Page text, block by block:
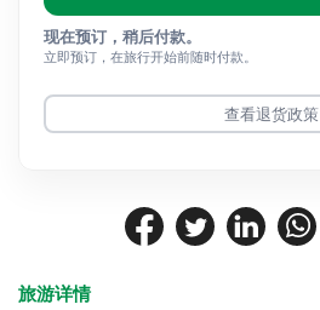
旅游详情
现在预订，稍后付款。
立即预订，在旅行开始前随时付款。
查看退货政策